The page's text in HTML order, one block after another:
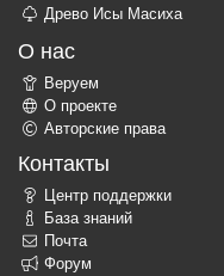
Древо Исы Масиха
О нас
Веруем
О проекте
Авторские права
Контакты
Центр поддержки
База знаний
Почта
Форум